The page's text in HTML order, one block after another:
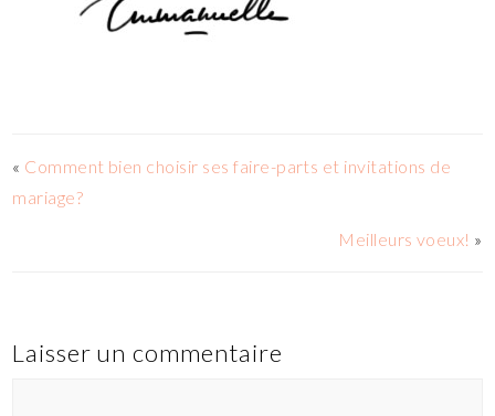
« Comment bien choisir ses faire-parts et invitations de
mariage?
Meilleurs voeux! »
Laisser un commentaire